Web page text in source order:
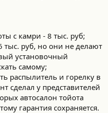
с камри - 8 тыс. руб;
руб, но они не делают
установочный
самому;
распылитель и горелку в
сделал у представителей
автосалон тойота
гарантия сохраняется.